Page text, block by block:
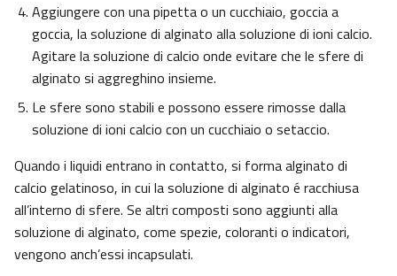
Aggiungere con una pipetta o un cucchiaio, goccia a
goccia, la soluzione di alginato alla soluzione di ioni calcio.
Agitare la soluzione di calcio onde evitare che le sfere di
alginato si aggreghino insieme.
Le sfere sono stabili e possono essere rimosse dalla
soluzione di ioni calcio con un cucchiaio o setaccio.
Quando i liquidi entrano in contatto, si forma alginato di
calcio gelatinoso, in cui la soluzione di alginato é racchiusa
all’interno di sfere. Se altri composti sono aggiunti alla
soluzione di alginato, come spezie, coloranti o indicatori,
vengono anch’essi incapsulati.